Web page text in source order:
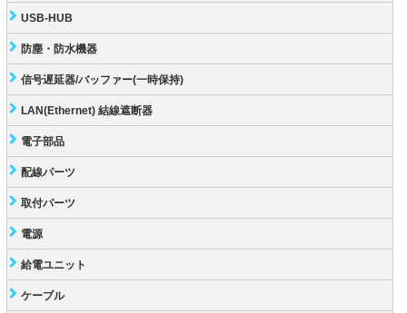
USB-HUB
防塵・防水機器
信号遅延器/バッファー(一時保持)
LAN(Ethernet) 結線遮断器
電子部品
配線パーツ
取付パーツ
電源
給電ユニット
ケーブル